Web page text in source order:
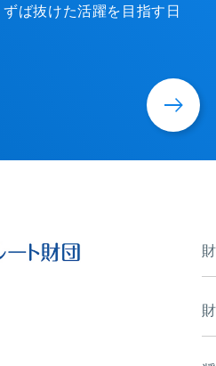
ずば抜けた活躍を目指す日